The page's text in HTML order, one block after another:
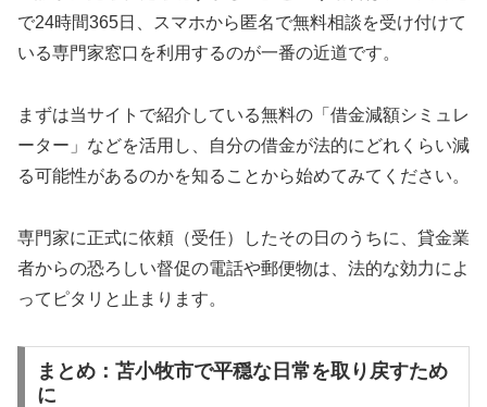
で24時間365日、スマホから匿名で無料相談を受け付けて
いる専門家窓口を利用するのが一番の近道です。
まずは当サイトで紹介している無料の「借金減額シミュレ
ーター」などを活用し、自分の借金が法的にどれくらい減
る可能性があるのかを知ることから始めてみてください。
専門家に正式に依頼（受任）したその日のうちに、貸金業
者からの恐ろしい督促の電話や郵便物は、法的な効力によ
ってピタリと止まります。
まとめ：苫小牧市で平穏な日常を取り戻すため
に